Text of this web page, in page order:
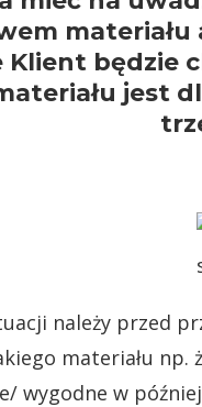
materiału
Klient będzie
jest
należy przed
materiału np.
wygodne w